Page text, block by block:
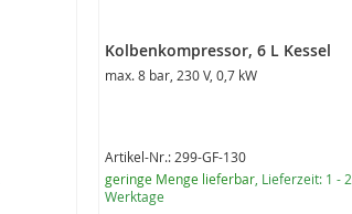
Kolbenkompressor, 6 L Kessel
max. 8 bar, 230 V, 0,7 kW
Artikel-Nr.: 299-GF-130
geringe Menge lieferbar , Lieferzeit: 1 - 2
Werktage